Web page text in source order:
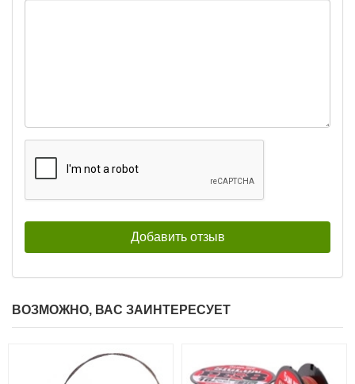
ВОЗМОЖНО, ВАС ЗАИНТЕРЕСУЕТ